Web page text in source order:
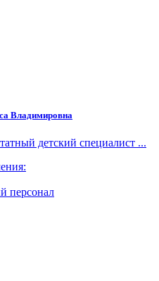
Владимировна
детский специалист ...
персонал